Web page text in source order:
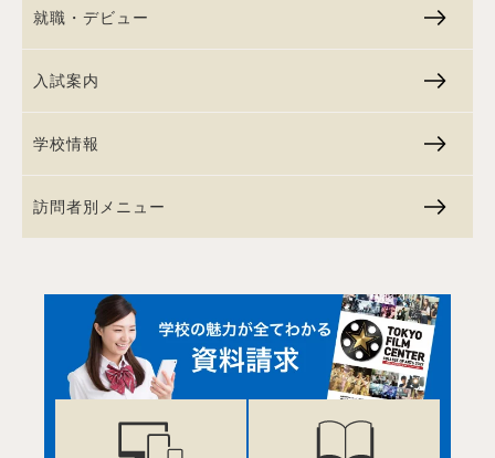
就職・デビュー
入試案内
学校情報
訪問者別メニュー